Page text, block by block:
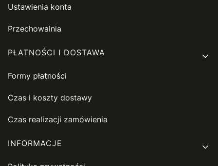
Ustawienia konta
Przechowalnia
PŁATNOŚCI I DOSTAWA
Formy płatności
Czas i koszty dostawy
Czas realizacji zamówienia
INFORMACJE